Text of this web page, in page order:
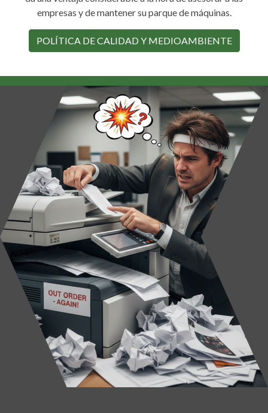
empresas y de mantener su parque de máquinas.
POLÍTICA DE CALIDAD Y MEDIOAMBIENTE